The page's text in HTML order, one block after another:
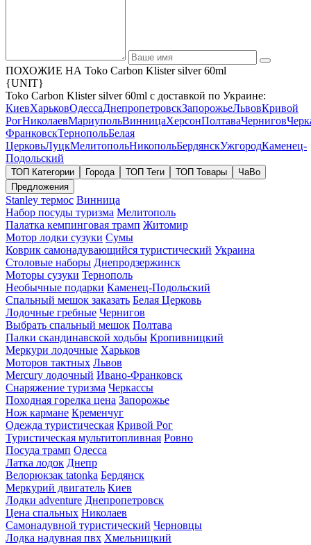
ПОХОЖИЕ НА Toko Carbon Klister silver 60ml
{UNIT}
Toko Carbon Klister silver 60ml с доставкой по Украине:
КиевХарьковОдессаДнепропетровскЗапорожьеЛьвовКривой
РогНиколаевМариупольВинницаХерсонПолтаваЧернигов
ФранковскТернопольБелая
ЦерковьЛуцкМелитопольНикопольБердянскУжгородКаменец-
Подольский
ТОП Категории Города ТОП Теги ТОП Товары
ЧаВо
Предложения
Stanley термос Винница
Набор посуды туризма Мелитополь
Палатка кемпинговая трамп Житомир
Мотор лодки сузуки Сумы
Коврик самонадувающийся туристический Украина
Столовые наборы Днепродзержинск
Моторы сузуки Тернополь
Необычные подарки Каменец-Подольский
Спальный мешок заказать Белая Церковь
Лодочные гребные Чернигов
Выбрать спальный мешок Полтава
Палки скандинавской ходьбы Кропивницкий
Меркури лодочные Харьков
Моторов тактных Львов
Mercury лодочный Ивано-Франковск
Снаряжение туризма Черкассы
Походная горелка цена Запорожье
Нож кармане Кременчуг
Одежда туристическая Кривой Рог
Туристическая мультитопливная Ровно
Посуда трамп Одесса
Латка лодок Днепр
Велорюкзак tatonka Бердянск
Меркурий двигатель Киев
Лодки adventure Днепропетровск
Цена спальных Николаев
Самонадувной туристический Черновцы
Лодка надувная пвх Хмельницкий